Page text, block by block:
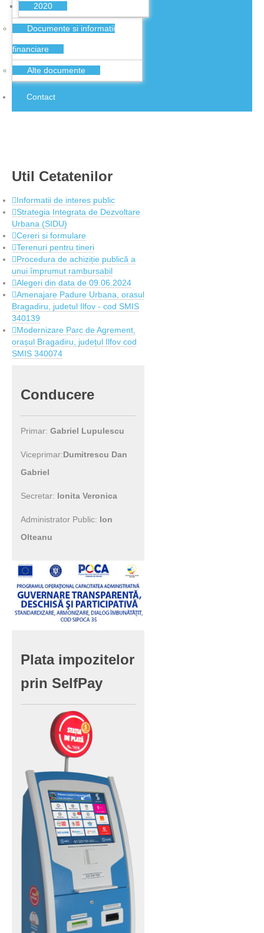
2020
Documente si informatii
financiare
Alte documente
Contact
Util Cetatenilor
Informatii de interes public
Strategia Integrata de Dezvoltare
Urbana (SIDU)
Cereri si formulare
Terenuri pentru tineri
Procedura de achiziție publică a
unui împrumut rambursabil
Alegeri din data de 09.06.2024
Amenajare Padure Urbana, orasul
Bragadiru, judetul Ilfov - cod SMIS
340139
Modernizare Parc de Agrement,
orașul Bragadiru, județul Ilfov cod
SMIS 340074
Conducere
Primar: Gabriel Lupulescu
Viceprimar:Dumitrescu Dan
Gabriel
Secretar: Ionita Veronica
Administrator Public: Ion
Olteanu
Plata impozitelor
prin SelfPay